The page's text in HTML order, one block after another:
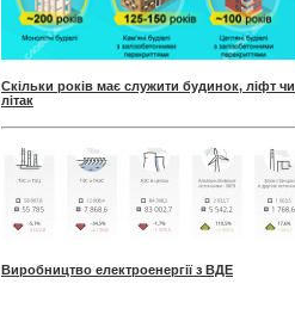
Скільки років має служити будинок, ліфт чи
літак
Виробництво електроенергії з ВДЕ